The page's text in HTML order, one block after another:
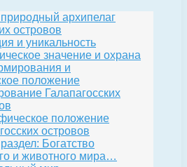
архипелаг
островов
и уникальность
значение и охрана
и
положение
Галапагосских
положение
островов
Богатство
и животного мира…